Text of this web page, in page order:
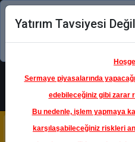
Şimdi
Yatırım Tavsiyesi
Sermaye piyasalarında
edebileceğiniz gibi zarar
Bu nedenle, işlem yapmaya
karşılaşabileceğiniz riskleri